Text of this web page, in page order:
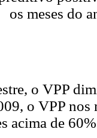
os meses do
o VPP
o VPP nos
acima de